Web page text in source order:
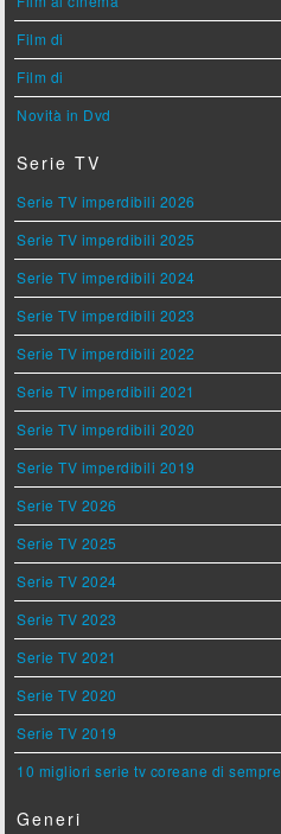
Film di
Film di
Novità in Dvd
Serie TV
Serie TV imperdibili 2026
Serie TV imperdibili 2025
Serie TV imperdibili 2024
Serie TV imperdibili 2023
Serie TV imperdibili 2022
Serie TV imperdibili 2021
Serie TV imperdibili 2020
Serie TV imperdibili 2019
Serie TV 2026
Serie TV 2025
Serie TV 2024
Serie TV 2023
Serie TV 2021
Serie TV 2020
Serie TV 2019
10 migliori serie tv coreane di sempre
Generi